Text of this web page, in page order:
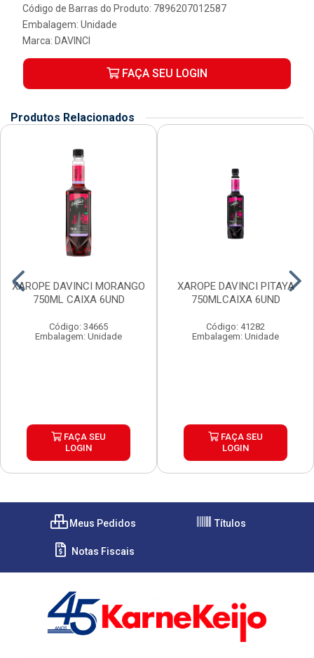
Código de Barras do Produto: 7896207012587
Embalagem: Unidade
Marca: DAVINCI
FAÇA SEU LOGIN
Produtos Relacionados
XAROPE DAVINCI MORANGO
750ML CAIXA 6UND
Código: 34665
Embalagem: Unidade
FAÇA SEU
LOGIN
XAROPE DAVINCI PITAYA
750MLCAIXA 6UND
Código: 41282
Embalagem: Unidade
FAÇA SEU
LOGIN
Meus Pedidos Títulos
Notas Fiscais